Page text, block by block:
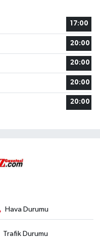
17:00
20:00
20:00
20:00
20:00
Hava Durumu
Trafik Durumu